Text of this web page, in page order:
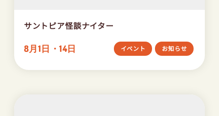
サントピア怪談ナイター
8月1日・14日 イベント お知らせ